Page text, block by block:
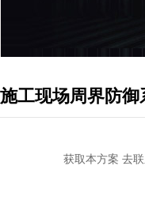
施工现场周界防御
获取本方案 去